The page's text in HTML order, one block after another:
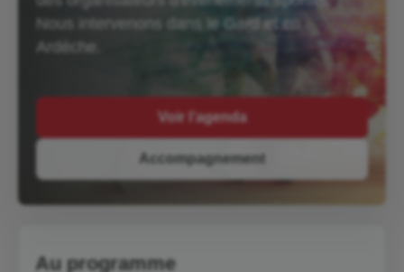
Nous intervenons dans le Gard et en
Ardèche.
Voir l’agenda
Accompagnement
Au programme